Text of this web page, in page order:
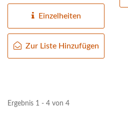
/ LEITER
TOFU-
bei denen...Einzelheiten
Zur Liste Hinzufügen
Ergebnis 1 - 4 von 4